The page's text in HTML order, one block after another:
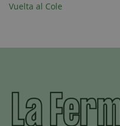
Vuelta al Cole